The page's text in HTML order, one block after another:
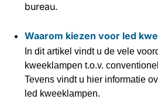
bureau.
Waarom kiezen voor led
In dit artikel vindt u de vele
kweeklampen t.o.v.
Tevens vindt u hier informatie
led kweeklampen.